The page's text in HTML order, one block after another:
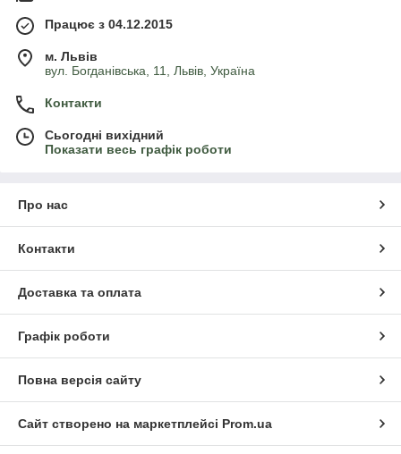
Разрешите сайту agro-landing.com.ua
Працює з 04.12.2015
м. Львів
вул. Богданівська, 11, Львів, Україна
Контакти
Сьогодні вихідний
Показати весь графік роботи
Про нас
Контакти
Доставка та оплата
Графік роботи
Повна версія сайту
Сайт створено на маркетплейсі Prom.ua